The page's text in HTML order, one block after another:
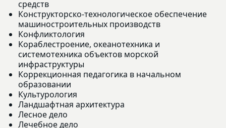
средств
Конструкторско-технологическое обеспечение
машиностроительных производств
Конфликтология
Кораблестроение, океанотехника и
системотехника объектов морской
инфраструктуры
Коррекционная педагогика в начальном
образовании
Культурология
Ландшафтная архитектура
Лесное дело
Лечебное дело